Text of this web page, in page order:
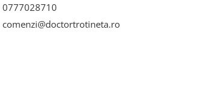
0777028710
comenzi@doctortrotineta.ro